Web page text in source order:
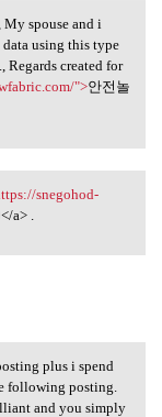
post
spouse and i
using this type
Regards created for
">안전놀
snegohod-
a> .
plus i spend
following posting.
and you simply